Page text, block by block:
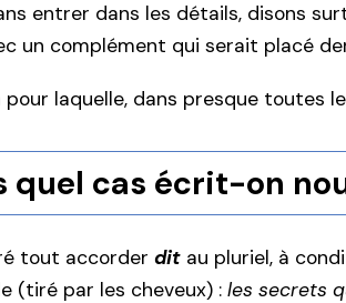
entrer dans les détails, disons
un complément qui serait placé
pour laquelle, dans presque toutes
quel cas écrit-on
tout accorder dit au pluriel, à
(tiré par les cheveux) : les secrets